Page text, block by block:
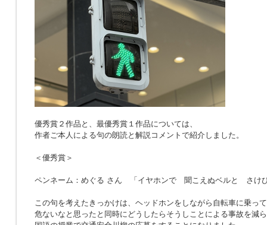
優秀賞２作品と、最優秀賞１作品については、
作者ご本人による句の朗読と解説コメントで紹介しました。
＜優秀賞＞
ペンネーム：めぐる さん 「イヤホンで 聞こえぬベルと さけ
この句を考えたきっかけは、ヘッドホンをしながら自転車に乗っ
危ないなと思ったと同時にどうしたらそうしことによる事故を減